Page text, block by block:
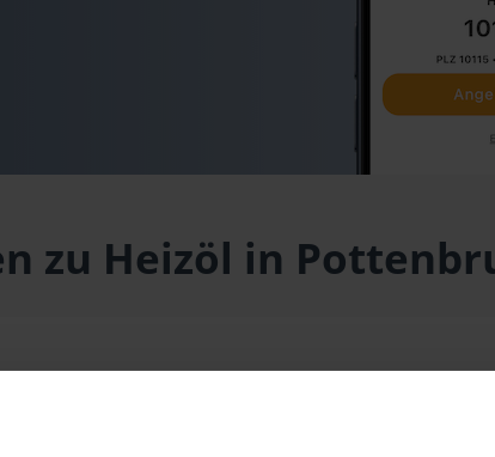
zu Heizöl in
inklusive Lieferung und
unseren